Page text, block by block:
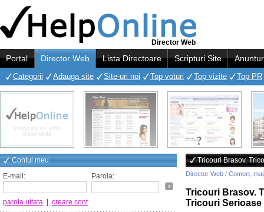
Director Web
Portal Director Web Lista Directoare Scripturi Site
Categorii Adauga site Site-uri noi Top voturi Top vizite Top PR
Contul meu
E-mail:
Parola:
parola uitata creare cont
Tricouri Brasov.
Director Web / Comert,
Tricouri Brasov.
Tricouri Serioase